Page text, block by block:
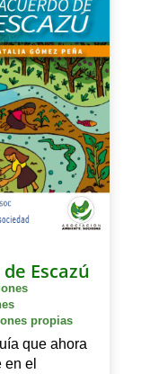
Escazú
propias
que ahora
el